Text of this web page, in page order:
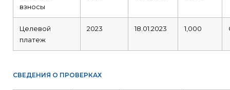
взносы
Целевой
платеж
2023 18.01.2023 1,000
СВЕДЕНИЯ О ПРОВЕРКАХ